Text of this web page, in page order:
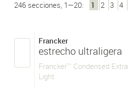
246 secciones, 1—20: 1 2 3 4
Francker
estrecho ultraligera
Francker™ Condensed Extra
Light